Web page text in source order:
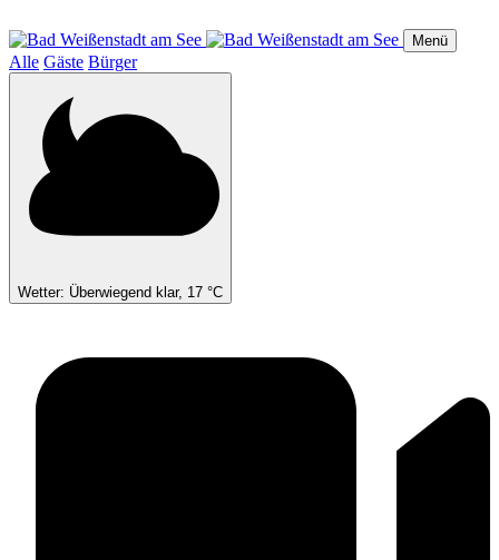
zum
Inhalt
Menü
Alle Gäste Bürger
Wetter: Überwiegend klar, 17 °C